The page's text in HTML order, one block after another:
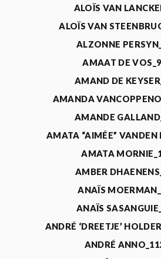
ALOÏS VAN
ALOÏS VAN
ALZONNE
AMAAT DE
AMAND DE
AMANDA
AMANDE
AMATA “AIMÉE” VANDEN
AMATA
AMBER
ANAÏS
ANAÏS
ANDRÉ ‘DREETJE’
ANDRÉ